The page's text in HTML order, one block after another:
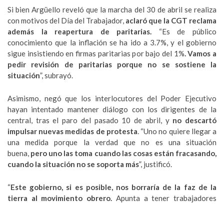
Si bien Argüello reveló que la marcha del 30 de abril se realiza
con motivos del Día del Trabajador, aclaró que la CGT reclama
además la reapertura de paritarias. “Es de público
conocimiento que la inflación se ha ido a 3.7%, y el gobierno
sigue insistiendo en firmas paritarias por bajo del 1%. Vamos a
pedir revisión de paritarias porque no se sostiene la
situación”, subrayó.
Asimismo, negó que los interlocutores del Poder Ejecutivo
hayan intentado mantener diálogo con los dirigentes de la
central, tras el paro del pasado 10 de abril, y no descartó
impulsar nuevas medidas de protesta. “Uno no quiere llegar a
una medida porque la verdad que no es una situación
buena, pero uno las toma cuando las cosas están fracasando,
cuando la situación no se soporta más”, justificó.
“Este gobierno, si es posible, nos borraría de la faz de la
tierra al movimiento obrero. Apunta a tener trabajadores